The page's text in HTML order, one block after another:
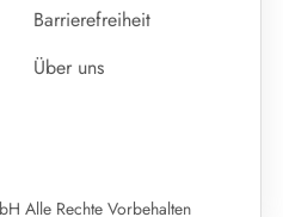
Barrierefreiheit
Über uns
Alle Rechte Vorbehalten